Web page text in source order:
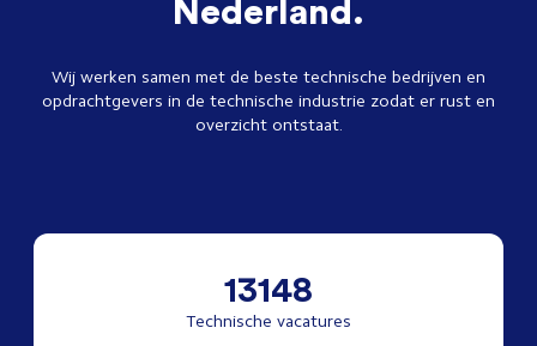
Nederland.
Wij werken samen met de beste technische bedrijven en
opdrachtgevers in de technische industrie zodat er rust en
overzicht ontstaat.
13148
Technische vacatures